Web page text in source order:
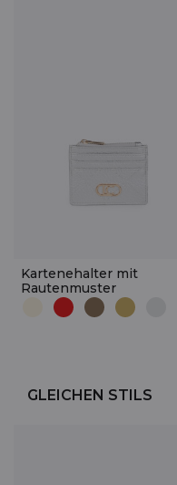
Kartenehalter mit
Rautenmuster
GLEICHEN STILS